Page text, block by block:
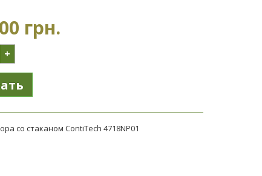
грн.
+
со стаканом ContiTech 4718NP01